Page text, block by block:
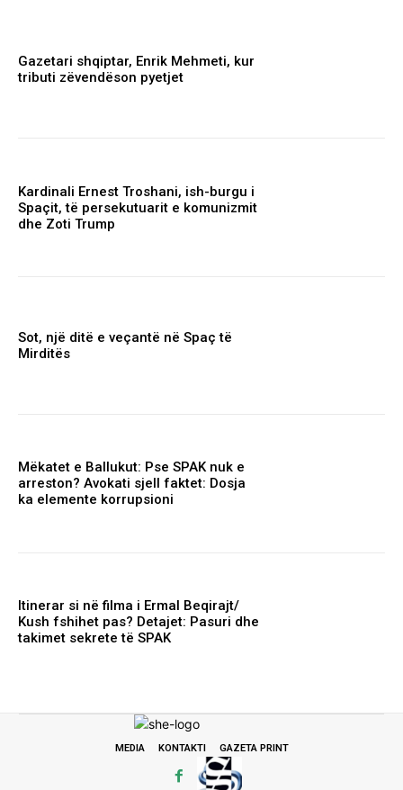
Gazetari shqiptar, Enrik Mehmeti, kur
tributi zëvendëson pyetjet
Kardinali Ernest Troshani, ish-burgu i
Spaçit, të persekutuarit e komunizmit
dhe Zoti Trump
Sot, një ditë e veçantë në Spaç të
Mirditës
Mëkatet e Ballukut: Pse SPAK nuk e
arreston? Avokati sjell faktet: Dosja
ka elemente korrupsioni
Itinerar si në filma i Ermal Beqirajt/
Kush fshihet pas? Detajet: Pasuri dhe
takimet sekrete të SPAK
MEDIA KONTAKTI GAZETA PRINT